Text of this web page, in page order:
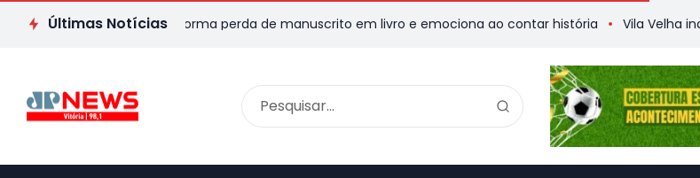
Últimas Notícias
Escritor capixaba transforma perda de manuscrito em livro e emociona ao contar história Vila Velha